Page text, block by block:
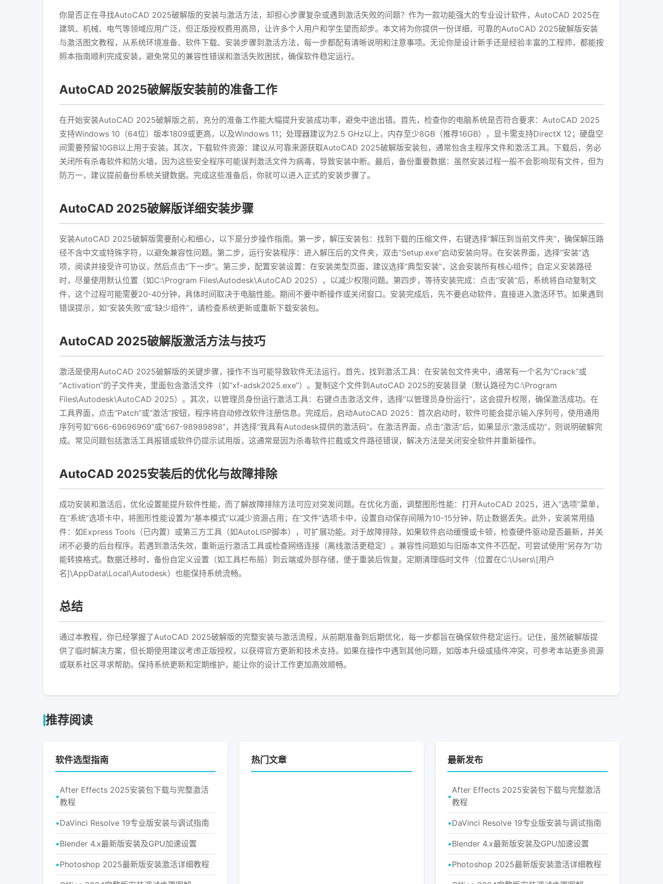
你是否正在寻找AutoCAD 2025破解版的安装与激活方法，却担心步骤复杂或遇到激活失败的问题？作为一款功能强大的专业设计软件，AutoCAD 2025在
建筑、机械、电气等领域应用广泛，但正版授权费用高昂，让许多个人用户和学生望而却步。本文将为你提供一份详细、可靠的AutoCAD 2025破解版安装
与激活图文教程，从系统环境准备、软件下载、安装步骤到激活方法，每一步都配有清晰说明和注意事项。无论你是设计新手还是经验丰富的工程师，都能按
照本指南顺利完成安装，避免常见的兼容性错误和激活失败困扰，确保软件稳定运行。
AutoCAD 2025破解版安装前的准备工作
在开始安装AutoCAD 2025破解版之前，充分的准备工作能大幅提升安装成功率，避免中途出错。首先，检查你的电脑系统是否符合要求：AutoCAD 2025
支持Windows 10（64位）版本1809或更高，以及Windows 11；处理器建议为2.5 GHz以上，内存至少8GB（推荐16GB），显卡需支持DirectX 12；硬盘空
间需要预留10GB以上用于安装。其次，下载软件资源：建议从可靠来源获取AutoCAD 2025破解版安装包，通常包含主程序文件和激活工具。下载后，务必
关闭所有杀毒软件和防火墙，因为这些安全程序可能误判激活文件为病毒，导致安装中断。最后，备份重要数据：虽然安装过程一般不会影响现有文件，但为
防万一，建议提前备份系统关键数据。完成这些准备后，你就可以进入正式的安装步骤了。
AutoCAD 2025破解版详细安装步骤
安装AutoCAD 2025破解版需要耐心和细心，以下是分步操作指南。第一步，解压安装包：找到下载的压缩文件，右键选择“解压到当前文件夹”，确保解压路
径不含中文或特殊字符，以避免兼容性问题。第二步，运行安装程序：进入解压后的文件夹，双击“Setup.exe”启动安装向导。在安装界面，选择“安装”选
项，阅读并接受许可协议，然后点击“下一步”。第三步，配置安装设置：在安装类型页面，建议选择“典型安装”，这会安装所有核心组件；自定义安装路径
时，尽量使用默认位置（如C:\Program Files\Autodesk\AutoCAD 2025），以减少权限问题。第四步，等待安装完成：点击“安装”后，系统将自动复制文
件，这个过程可能需要20-40分钟，具体时间取决于电脑性能。期间不要中断操作或关闭窗口。安装完成后，先不要启动软件，直接进入激活环节。如果遇到
错误提示，如“安装失败”或“缺少组件”，请检查系统更新或重新下载安装包。
AutoCAD 2025破解版激活方法与技巧
激活是使用AutoCAD 2025破解版的关键步骤，操作不当可能导致软件无法运行。首先，找到激活工具：在安装包文件夹中，通常有一个名为“Crack”或
“Activation”的子文件夹，里面包含激活文件（如“xf-adsk2025.exe”）。复制这个文件到AutoCAD 2025的安装目录（默认路径为C:\Program
Files\Autodesk\AutoCAD 2025）。其次，以管理员身份运行激活工具：右键点击激活文件，选择“以管理员身份运行”，这会提升权限，确保激活成功。在
工具界面，点击“Patch”或“激活”按钮，程序将自动修改软件注册信息。完成后，启动AutoCAD 2025：首次启动时，软件可能会提示输入序列号，使用通用
序列号如“666-69696969”或“667-98989898”，并选择“我具有Autodesk提供的激活码”。在激活界面，点击“激活”后，如果显示“激活成功”，则说明破解完
成。常见问题包括激活工具报错或软件仍提示试用版，这通常是因为杀毒软件拦截或文件路径错误，解决方法是关闭安全软件并重新操作。
AutoCAD 2025安装后的优化与故障排除
成功安装和激活后，优化设置能提升软件性能，而了解故障排除方法可应对突发问题。在优化方面，调整图形性能：打开AutoCAD 2025，进入“选项”菜单，
在“系统”选项卡中，将图形性能设置为“基本模式”以减少资源占用；在“文件”选项卡中，设置自动保存间隔为10-15分钟，防止数据丢失。此外，安装常用插
件：如Express Tools（已内置）或第三方工具（如AutoLISP脚本），可扩展功能。对于故障排除，如果软件启动缓慢或卡顿，检查硬件驱动是否最新，并关
闭不必要的后台程序。若遇到激活失效，重新运行激活工具或检查网络连接（离线激活更稳定）。兼容性问题如与旧版本文件不匹配，可尝试使用“另存为”功
能转换格式。数据迁移时，备份自定义设置（如工具栏布局）到云端或外部存储，便于重装后恢复。定期清理临时文件（位置在C:\Users\[用户
名]\AppData\Local\Autodesk）也能保持系统流畅。
总结
通过本教程，你已经掌握了AutoCAD 2025破解版的完整安装与激活流程，从前期准备到后期优化，每一步都旨在确保软件稳定运行。记住，虽然破解版提
供了临时解决方案，但长期使用建议考虑正版授权，以获得官方更新和技术支持。如果在操作中遇到其他问题，如版本升级或插件冲突，可参考本站更多资源
或联系社区寻求帮助。保持系统更新和定期维护，能让你的设计工作更加高效顺畅。
推荐阅读
软件选型指南
After Effects 2025安装包下载与完整激活
教程
DaVinci Resolve 19专业版安装与调试指南
Blender 4.x最新版安装及GPU加速设置
Photoshop 2025最新版安装激活详细教程
热门文章 最新发布
After Effects 2025安装包下载与完整激活
教程
DaVinci Resolve 19专业版安装与调试指南
Blender 4.x最新版安装及GPU加速设置
Photoshop 2025最新版安装激活详细教程